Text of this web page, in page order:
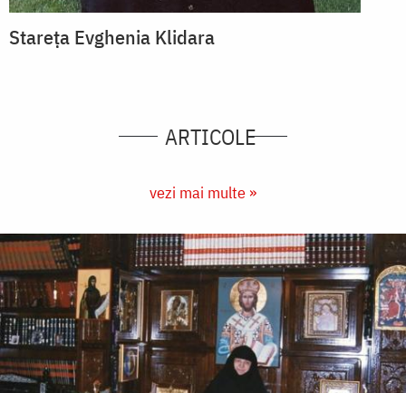
Stareța Evghenia Klidara
ARTICOLE
vezi mai multe »